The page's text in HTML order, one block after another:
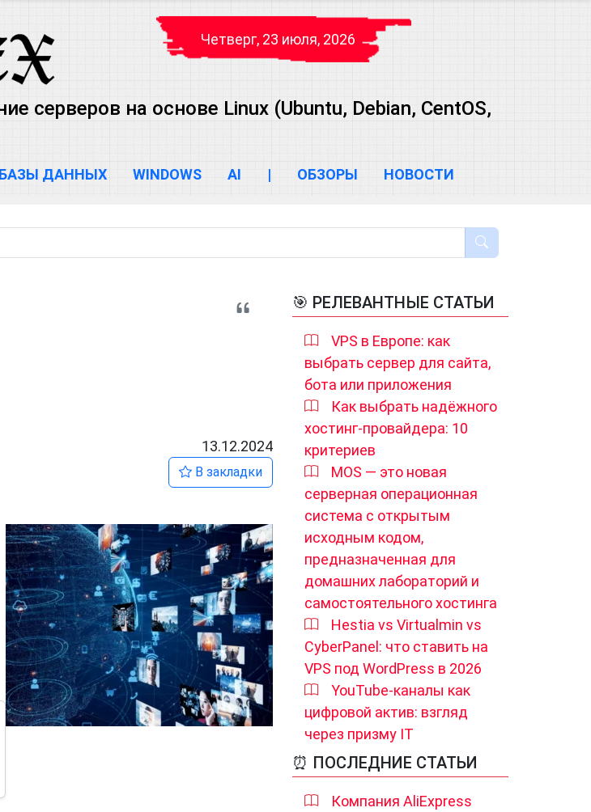
Четверг, 23 июля, 2026
серверов на основе Linux (Ubuntu, Debian, CentOS,
БАЗЫ ДАННЫХ WINDOWS AI | ОБЗОРЫ НОВОСТИ
13.12.2024
В закладки
🎯 РЕЛЕВАНТНЫЕ СТАТЬИ
VPS в Европе: как
выбрать сервер для сайта,
бота или приложения
Как выбрать надёжного
хостинг-провайдера: 10
критериев
MOS — это новая
серверная операционная
система с открытым
исходным кодом,
предназначенная для
домашних лабораторий и
самостоятельного хостинга
Hestia vs Virtualmin vs
CyberPanel: что ставить на
VPS под WordPress в 2026
YouTube-каналы как
цифровой актив: взгляд
через призму IT
⏰ ПОСЛЕДНИЕ СТАТЬИ
Компания AliExpress